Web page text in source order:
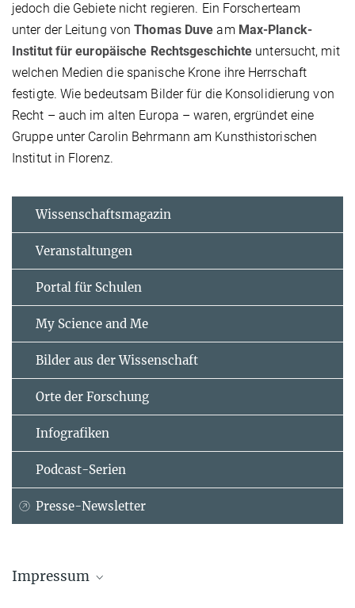
jedoch die Gebiete nicht regieren. Ein Forscherteam
unter der Leitung vonThomas Duve am Max-Planck-
Institut für europäische Rechtsgeschichte untersucht, mit
welchen Medien die spanische Krone ihre Herrschaft
festigte. Wie bedeutsam Bilder für die Konsolidierung von
Recht – auch im alten Europa – waren, ergründet eine
Gruppe unter Carolin Behrmann am Kunsthistorischen
Institut in Florenz.
Wissenschaftsmagazin
Veranstaltungen
Portal für Schulen
My Science and Me
Bilder aus der Wissenschaft
Orte der Forschung
Infografiken
Podcast-Serien
Presse-Newsletter
Impressum